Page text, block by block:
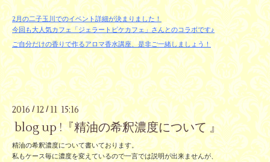
2月の二子玉川でのイベント詳細が決まりました！
今回も大人気カフェ「ジェラートピケカフェ」さんとのコラボです♪
ご自分だけの香りで作るアロマ香水講座、是非ご一緒しましょう！
2016 /12/11 15:16
blog up !『精油の希釈濃度について 』
精油の希釈濃度について書いております。
私もケース毎に濃度を変えているので一言では説明が出来ませんが、